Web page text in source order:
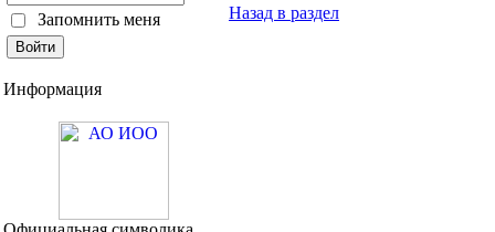
Запомнить меня
Информация
Назад в раздел